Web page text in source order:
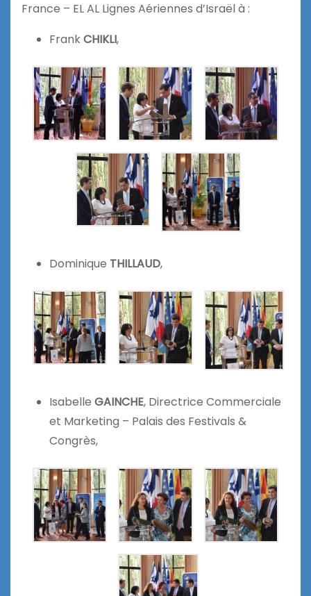
France – EL AL Lignes Aériennes d’Israël à :
FrankCHIKLI,
Dominique THILLAUD,
Isabelle GAINCHE, Directrice Commerciale
et Marketing – Palais des Festivals &
Congrès,